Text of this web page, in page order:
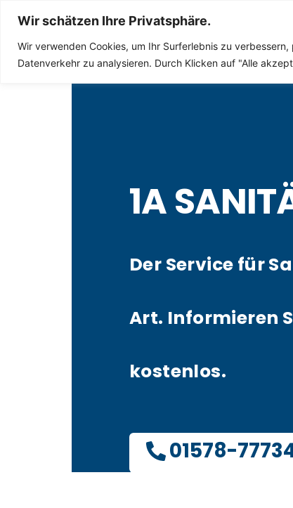
Wir schätzen Ihre Privatsphäre.
Wir verwenden Cookies, um Ihr Surferlebnis zu
Datenverkehr zu analysieren. Durch Klicken auf "Alle
Sanitär
1A
Der Service für
Art. Informieren
kostenlos.
01578-